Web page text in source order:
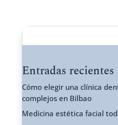
Entradas recientes
Cómo elegir una clínica
complejos en Bilbao
Medicina estética facial